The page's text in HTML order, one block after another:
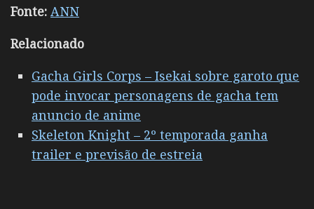
Fonte: ANN
Relacionado
Gacha Girls Corps – Isekai sobre garoto que
pode invocar personagens de gacha tem
anuncio de anime
Skeleton Knight – 2º temporada ganha
trailer e previsão de estreia